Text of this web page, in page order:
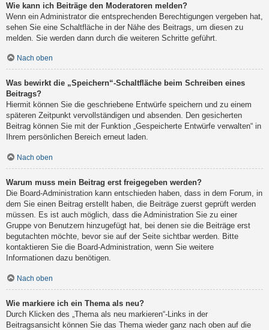
Wie kann ich Beiträge den Moderatoren melden?
Wenn ein Administrator die entsprechenden Berechtigungen vergeben hat,
sehen Sie eine Schaltfläche in der Nähe des Beitrags, um diesen zu
melden. Sie werden dann durch die weiteren Schritte geführt.
Nach oben
Was bewirkt die „Speichern“-Schaltfläche beim Schreiben eines
Beitrags?
Hiermit können Sie die geschriebene Entwürfe speichern und zu einem
späteren Zeitpunkt vervollständigen und absenden. Den gesicherten
Beitrag können Sie mit der Funktion „Gespeicherte Entwürfe verwalten“ in
Ihrem persönlichen Bereich erneut laden.
Nach oben
Warum muss mein Beitrag erst freigegeben werden?
Die Board-Administration kann entschieden haben, dass in dem Forum, in
dem Sie einen Beitrag erstellt haben, die Beiträge zuerst geprüft werden
müssen. Es ist auch möglich, dass die Administration Sie zu einer
Gruppe von Benutzern hinzugefügt hat, bei denen sie die Beiträge erst
begutachten möchte, bevor sie auf der Seite sichtbar werden. Bitte
kontaktieren Sie die Board-Administration, wenn Sie weitere
Informationen dazu benötigen.
Nach oben
Wie markiere ich ein Thema als neu?
Durch Klicken des „Thema als neu markieren“-Links in der
Beitragsansicht können Sie das Thema wieder ganz nach oben auf die